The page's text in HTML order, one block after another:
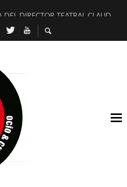
DEL DIRECTOR TEATRAL CLAUDIO
DE LA KATARSIS DEL TOMATAZO
[BITÁCORA 3.0] EN EXVITA
EN EXVITA [RELATIVA
INTERPRETANDO A SERRAT
DE ARMONÍA PERSECUTORIA]
NOS EXPLICA [DESCASADA]
PUTOS SUEÑOS»